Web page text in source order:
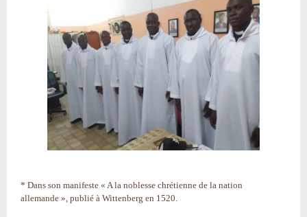
* Dans son manifeste « A la noblesse chrétienne de la nation
allemande », publié à Wittenberg en 1520.